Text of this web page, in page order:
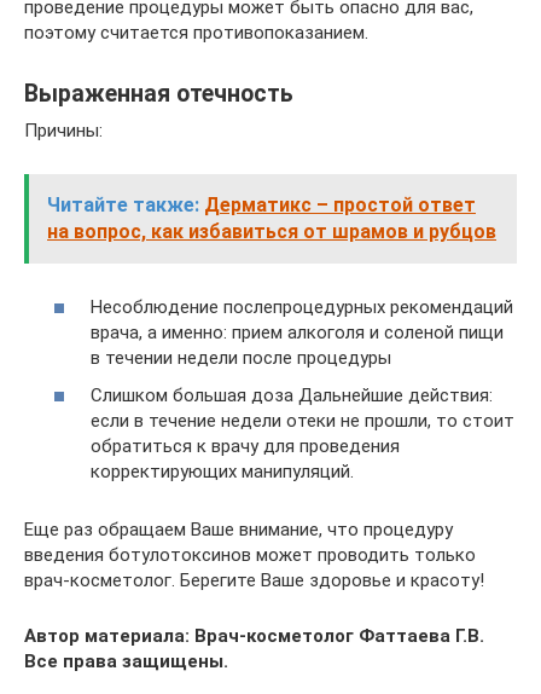
проведение процедуры может быть опасно для вас,
поэтому считается противопоказанием.
Выраженная отечность
Причины:
Читайте также: Дерматикс – простой ответ
на вопрос, как избавиться от шрамов и рубцов
Несоблюдение послепроцедурных рекомендаций
врача, а именно: прием алкоголя и соленой пищи
в течении недели после процедуры
Слишком большая доза Дальнейшие действия:
если в течение недели отеки не прошли, то стоит
обратиться к врачу для проведения
корректирующих манипуляций.
Еще раз обращаем Ваше внимание, что процедуру
введения ботулотоксинов может проводить только
врач-косметолог. Берегите Ваше здоровье и красоту!
Автор материала: Врач-косметолог Фаттаева Г.В.
Все права защищены.